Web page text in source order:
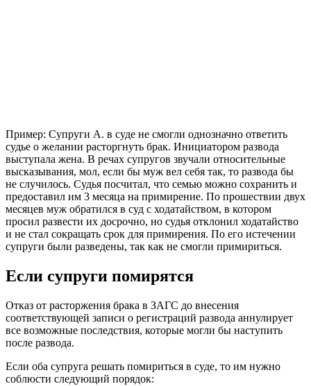
Пример: Супруги А. в суде не смогли однозначно ответить
судье о желании расторгнуть брак. Инициатором развода
выступала жена. В речах супругов звучали относительные
высказывания, мол, если бы муж вел себя так, то развода бы
не случилось. Судья посчитал, что семью можно сохранить и
предоставил им 3 месяца на примирение. По прошествии двух
месяцев муж обратился в суд с ходатайством, в котором
просил развести их досрочно, но судья отклонил ходатайство
и не стал сокращать срок для примирения. По его истечении
супруги были разведены, так как не смогли примириться.
Если супруги помирятся
Отказ от расторжения брака в ЗАГС до внесения
соответствующей записи о регистраций развода аннулирует
все возможные последствия, которые могли бы наступить
после развода.
Если оба супруга решать помириться в суде, то им нужно
соблюсти следующий порядок: